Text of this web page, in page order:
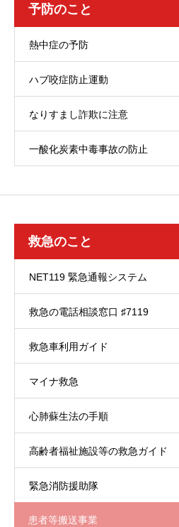
予防のこと
熱中症の予防
ハブ咬症防止運動
なりすまし詐欺に注意
一酸化炭素中毒事故の防止
救急のこと
NET119 緊急通報システム
救急の電話相談窓口 ♯7119
救急車利用ガイド
マイナ救急
心肺蘇生法の手順
高齢者福祉施設等の救急ガイド
緊急消防援助隊
患者等搬送事業